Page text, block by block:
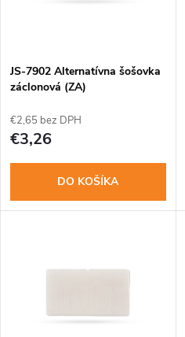
e
p
r
o
s
p
r
d
JS-7902 Alternatívna šošovka
záclonová (ZA)
€2,65 bez DPH
€3,26
DO KOŠÍKA